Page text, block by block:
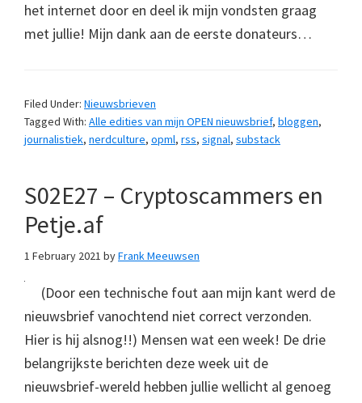
het internet door en deel ik mijn vondsten graag
met jullie! Mijn dank aan de eerste donateurs…
Filed Under: Nieuwsbrieven
Tagged With: Alle edities van mijn OPEN nieuwsbrief, bloggen,
journalistiek, nerdculture, opml, rss, signal, substack
S02E27 – Cryptoscammers en
Petje.af
1 February 2021 byFrank Meeuwsen
(Door een technische fout aan mijn kant werd de
nieuwsbrief vanochtend niet correct verzonden.
Hier is hij alsnog!!) Mensen wat een week! De drie
belangrijkste berichten deze week uit de
nieuwsbrief-wereld hebben jullie wellicht al genoeg